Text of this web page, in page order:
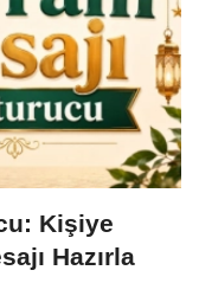
Kişiye
Hazırla